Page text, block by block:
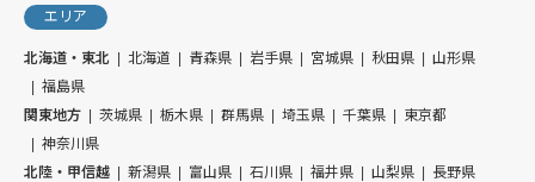
エリア
北海道・東北 北海道 青森県 岩手県 宮城県 秋田県
山形県
福島県
関東地方
茨城県 栃木県 群馬県 埼玉県 千葉県
東京都
神奈川県
北陸・甲信越
新潟県 富山県 石川県 福井県 山梨県
長野県